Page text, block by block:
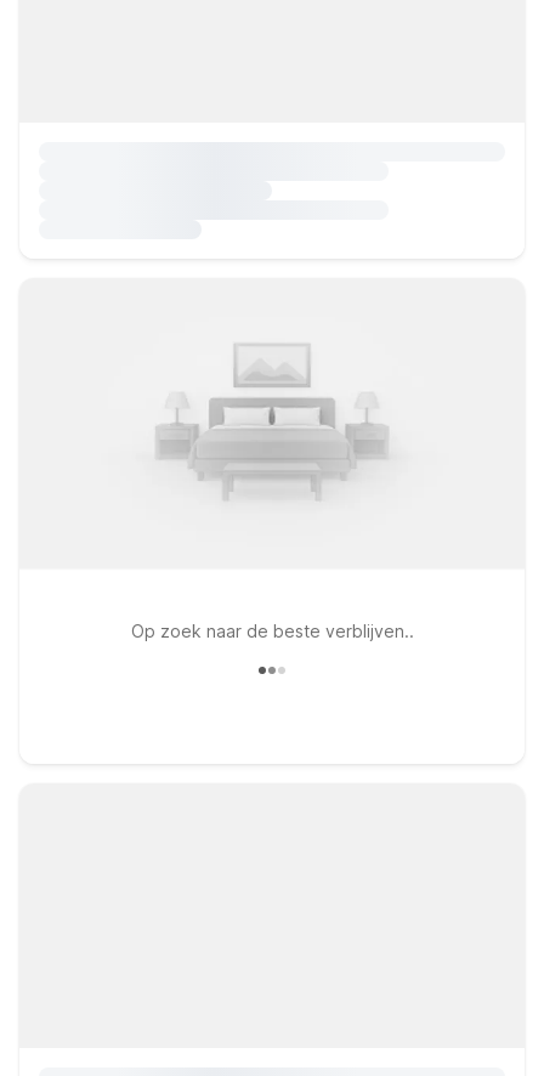
Op zoek naar de beste verblijven..